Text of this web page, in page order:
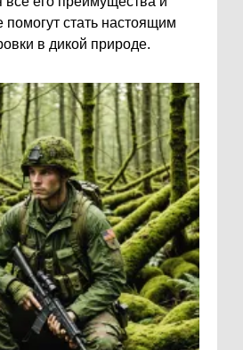
помогут стать настоящим
в дикой природе.